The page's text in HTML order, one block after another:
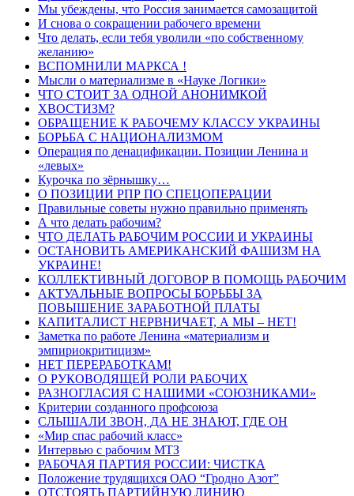
Мы убеждены, что Россия занимается самозащитой
И снова о сокращении рабочего времени
Что делать, если тебя уволили «по собственному
желанию»
ВСПОМНИЛИ МАРКСА !
Мысли о материализме в «Науке Логики»
ЧТО СТОИТ ЗА ОДНОЙ АНОНИМКОЙ
ХВОСТИЗМ?
ОБРАЩЕНИЕ К РАБОЧЕМУ КЛАССУ УКРАИНЫ
БОРЬБА С НАЦИОНАЛИЗМОМ
Операция по денацификации. Позиции Ленина и
«левых»
Курочка по зёрнышку…
О ПОЗИЦИИ РПР ПО СПЕЦОПЕРАЦИИ
Правильные советы нужно правильно применять
А что делать рабочим?
ЧТО ДЕЛАТЬ РАБОЧИМ РОССИИ И УКРАИНЫ
ОСТАНОВИТЬ АМЕРИКАНСКИЙ ФАШИЗМ НА
УКРАИНЕ!
КОЛЛЕКТИВНЫЙ ДОГОВОР В ПОМОЩЬ РАБОЧИМ
АКТУАЛЬНЫЕ ВОПРОСЫ БОРЬБЫ ЗА
ПОВЫШЕНИЕ ЗАРАБОТНОЙ ПЛАТЫ
КАПИТАЛИСТ НЕРВНИЧАЕТ, А МЫ – НЕТ!
Заметка по работе Ленина «материализм и
эмпириокритицизм»
НЕТ ПЕРЕРАБОТКАМ!
О РУКОВОДЯЩЕЙ РОЛИ РАБОЧИХ
РАЗНОГЛАСИЯ С НАШИМИ «СОЮЗНИКАМИ»
Критерии созданного профсоюза
СЛЫШАЛИ ЗВОН, ДА НЕ ЗНАЮТ, ГДЕ ОН
«Мир спас рабочий класс»
Интервью с рабочим МТЗ
РАБОЧАЯ ПАРТИЯ РОССИИ: ЧИСТКА
Положение трудящихся ОАО “Гродно Азот”
ОТСТОЯТЬ ПАРТИЙНУЮ ЛИНИЮ